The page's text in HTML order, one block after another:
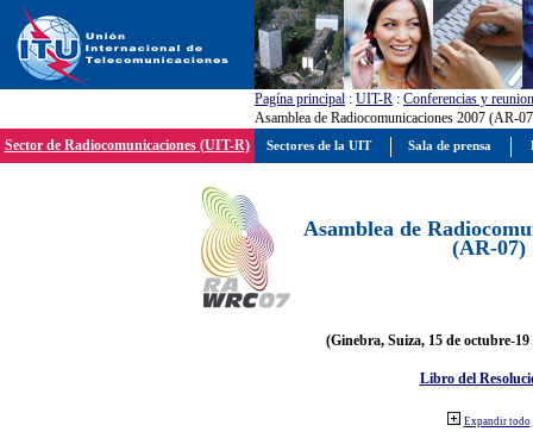
Pagína principal : UIT-R : Conferencias y
Asamblea de Radiocomunicaciones 2007 (AR-
Sector de Radiocomunicaciones (UIT-R)
Asamblea de
(AR-07)
(Ginebra, Suiza, 15 de octubre-19
Libro del
Expandir todo
Sectores de la UIT Sala de prensa